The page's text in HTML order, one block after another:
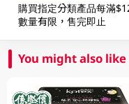
購買指定分類產品每滿
數量有限，售完即止
You might also like